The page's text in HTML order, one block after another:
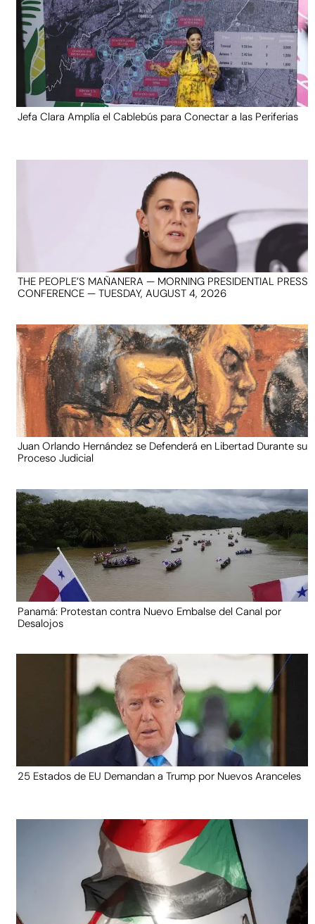
Jefa Clara Amplía el Cablebús para Conectar a las Periferias
THE PEOPLE’S MAÑANERA — MORNING PRESIDENTIAL PRESS
CONFERENCE — TUESDAY, AUGUST 4, 2026
Juan Orlando Hernández se Defenderá en Libertad Durante su
Proceso Judicial
Panamá: Protestan contra Nuevo Embalse del Canal por
Desalojos
25 Estados de EU Demandan a Trump por Nuevos Aranceles